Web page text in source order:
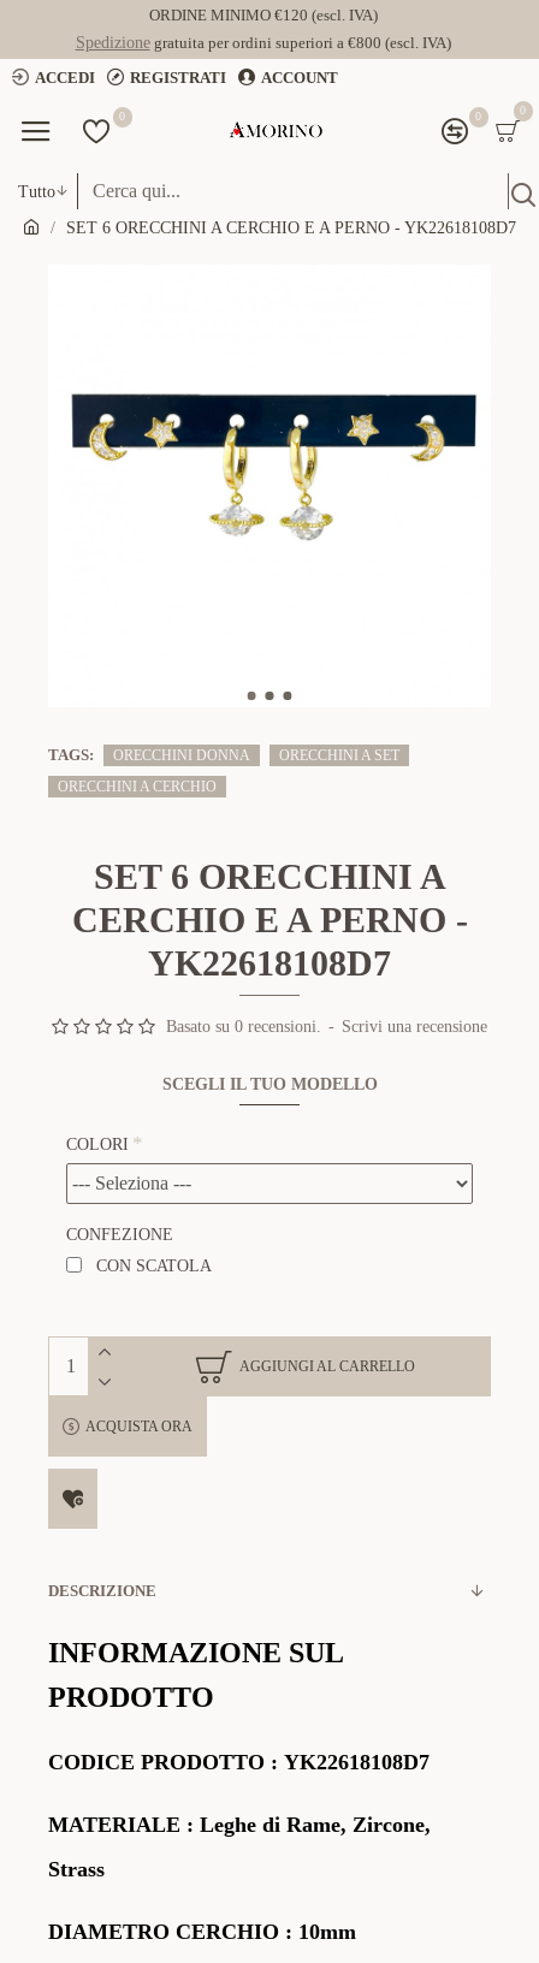
ORDINE MINIMO €120 (escl. IVA)
Spedizionegratuita per ordini superiori a €800 (escl. IVA)
ACCEDI
REGISTRATI ACCOUNT
0 0 0
Tutto
SET 6 ORECCHINI A CERCHIO E A PERNO - YK22618108D7
TAGS: ORECCHINI DONNA
ORECCHINI A SET
ORECCHINI A CERCHIO
SET 6 ORECCHINI A
CERCHIO E A PERNO -
YK22618108D7
Basato su 0 recensioni. - Scrivi una recensione
SCEGLI IL TUO MODELLO
COLORI
CONFEZIONE
CON SCATOLA
AGGIUNGI AL CARRELLO
ACQUISTA ORA
DESCRIZIONE
INFORMAZIONE SUL
PRODOTTO
CODICE PRODOTTO : YK22618108D7
MATERIALE : Leghe di Rame, Zircone,
Strass
DIAMETRO CERCHIO : 10mm